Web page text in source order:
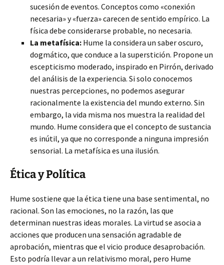
sucesión de eventos. Conceptos como «conexión
necesaria» y «fuerza» carecen de sentido empírico. La
física debe considerarse probable, no necesaria.
La metafísica: Hume la considera un saber oscuro,
dogmático, que conduce a la superstición. Propone un
escepticismo moderado, inspirado en Pirrón, derivado
del análisis de la experiencia. Si solo conocemos
nuestras percepciones, no podemos asegurar
racionalmente la existencia del mundo externo. Sin
embargo, la vida misma nos muestra la realidad del
mundo. Hume considera que el concepto de sustancia
es inútil, ya que no corresponde a ninguna impresión
sensorial. La metafísica es una ilusión.
Ética y Política
Hume sostiene que la ética tiene una base sentimental, no
racional. Son las emociones, no la razón, las que
determinan nuestras ideas morales. La virtud se asocia a
acciones que producen una sensación agradable de
aprobación, mientras que el vicio produce desaprobación.
Esto podría llevar a un relativismo moral, pero Hume